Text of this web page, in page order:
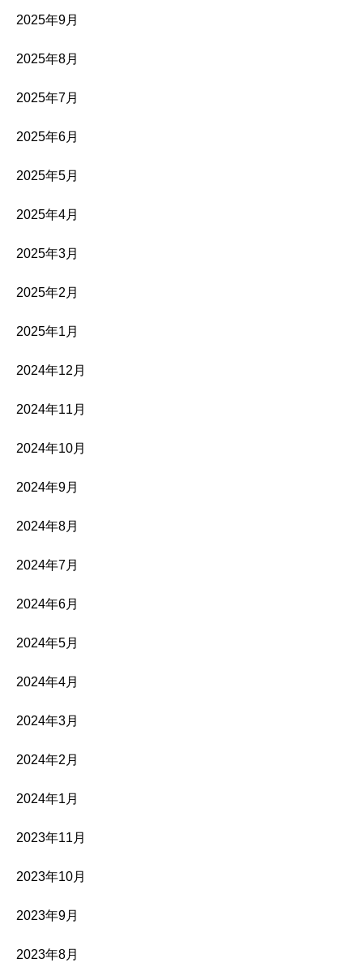
2025年9月
2025年8月
2025年7月
2025年6月
2025年5月
2025年4月
2025年3月
2025年2月
2025年1月
2024年12月
2024年11月
2024年10月
2024年9月
2024年8月
2024年7月
2024年6月
2024年5月
2024年4月
2024年3月
2024年2月
2024年1月
2023年11月
2023年10月
2023年9月
2023年8月